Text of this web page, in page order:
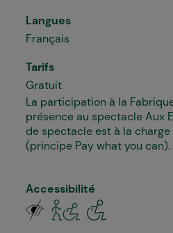
Langues
Français
Tarifs
Gratuit
La participation à la
présence au spectacle Aux
de spectacle est à la charge
(principe Pay what you can).
Accessibilité